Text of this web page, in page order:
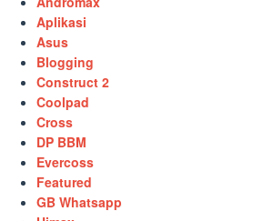
Aplikasi
Asus
Blogging
Construct 2
Coolpad
Cross
DP BBM
Evercoss
Featured
GB Whatsapp